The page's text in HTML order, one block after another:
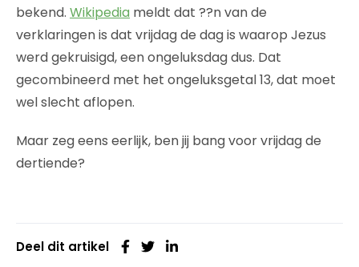
bekend. Wikipedia meldt dat ??n van de
verklaringen is dat vrijdag de dag is waarop Jezus
werd gekruisigd, een ongeluksdag dus. Dat
gecombineerd met het ongeluksgetal 13, dat moet
wel slecht aflopen.
Maar zeg eens eerlijk, ben jij bang voor vrijdag de
dertiende?
Deel dit artikel